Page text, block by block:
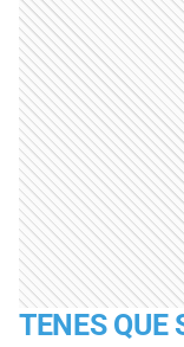
TENES QUE